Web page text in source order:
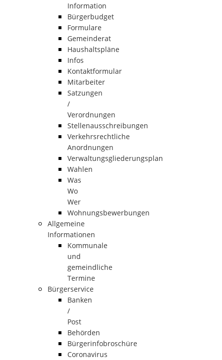
Information
Bürgerbudget
Formulare
Gemeinderat
Haushaltspläne
Infos
Kontaktformular
Mitarbeiter
Satzungen
/
Verordnungen
Stellenausschreibungen
Verkehrsrechtliche
Anordnungen
Verwaltungsgliederungsplan
Wahlen
Was
Wo
Wer
Wohnungsbewerbungen
Allgemeine
Informationen
Kommunale
und
gemeindliche
Termine
Bürgerservice
Banken
/
Post
Behörden
Bürgerinfobroschüre
Coronavirus